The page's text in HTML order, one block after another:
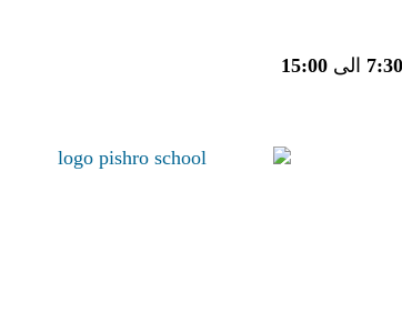
7:30 الی 15:00